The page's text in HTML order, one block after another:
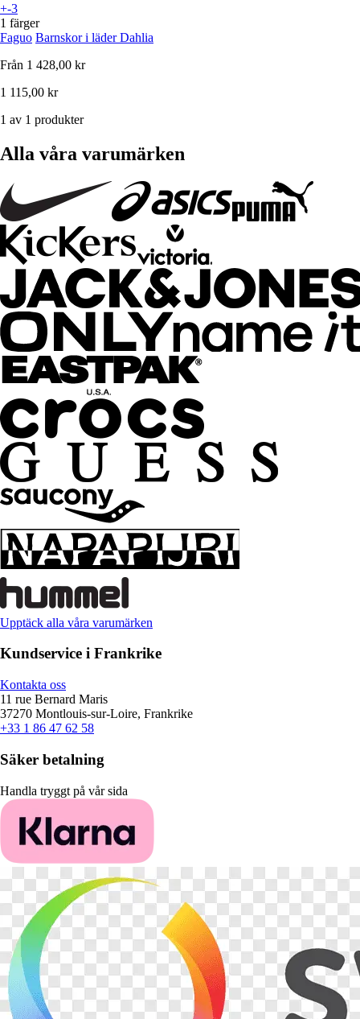
+-3
1 färger
Faguo Barnskor i läder Dahlia
Från 1 428,00 kr
1 115,00 kr
1 av 1 produkter
Alla våra varumärken
Upptäck alla våra varumärken
Kundservice i Frankrike
Kontakta oss
11 rue Bernard Maris
37270 Montlouis-sur-Loire, Frankrike
+33 1 86 47 62 58
Säker betalning
Handla tryggt på vår sida